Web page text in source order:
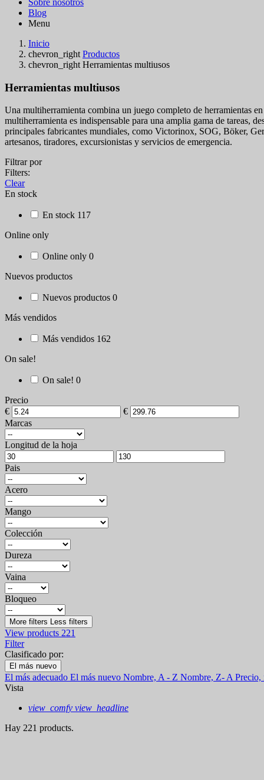
Blog
Menu
Inicio
chevron_right Productos
chevron_right Herramientas multiusos
Herramientas multiusos
Una multiherramienta combina un juego completo de herramientas
multiherramienta es indispensable para una amplia gama de tareas,
principales fabricantes mundiales, como Victorinox, SOG, Böker,
artesanos, tiradores, excursionistas y servicios de emergencia.
Filtrar por
Filters:
Clear
En stock
En stock 117
Online only
Online only 0
Nuevos productos
Nuevos productos 0
Más vendidos
Más vendidos 162
On sale!
On sale! 0
Precio
€
€
Marcas
Longitud de la hoja
Pais
Acero
Mango
Colección
Dureza
Vaina
Bloqueo
More filters Less filters
View products 221
Filter
Clasificado por:
El más nuevo
El más adecuado El más nuevo Nombre, A - Z Nombre, Z- A Precio,
Vista
view_comfy view_headline
Hay 221 products.